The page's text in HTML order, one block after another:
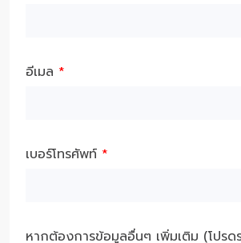
อีเมล *
เบอร์โทรศัพท์ *
หากต้องการข้อมูลอื่นๆ เพิ่มเติม (โปรด